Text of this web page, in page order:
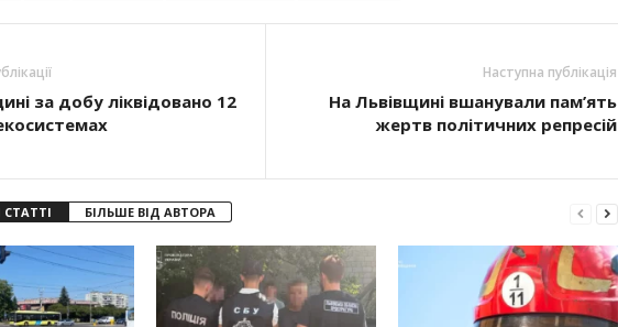
за добу ліквідовано 12
Наступна публікація
На Львівщині вшанували пам’ять
жертв політичних репресій
БІЛЬШЕ ВІД АВТОРА